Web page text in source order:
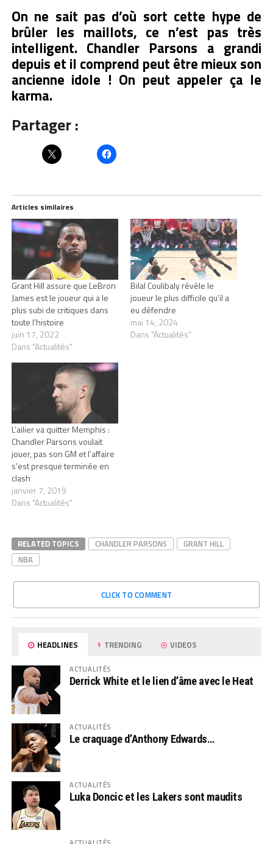
On ne sait pas d’où sort cette hype de
brûler les maillots, ce n’est pas très
intelligent. Chandler Parsons a grandi
depuis et il comprend peut être mieux son
ancienne idole ! On peut appeler ça le
karma.
Partager :
Articles similaires
Grant Hill assure que LeBron
James est le joueur qui a le
plus subi de critiques dans
toute l’histoire
juin 17, 2022
Dans "Actualités"
Bilal Coulibaly révèle le
joueur le plus difficile qu’il a
eu défendre
mai 14, 2024
Dans "Actualités"
L’ailier va quitter Memphis :
Chandler Parsons voulait
jouer, pas son GM et l’affaire
s’est presque terminée en
clash
janvier 7, 2019
Dans "Actualités"
RELATED TOPICS CHANDLER PARSONS
GRANT HILL
NBA
CLICK TO COMMENT
HEADLINES TRENDING VIDEOS
ACTUALITÉS
Derrick White et le lien d’âme avec le Heat
ACTUALITÉS
Le craquage d’Anthony Edwards…
ACTUALITÉS
Luka Doncic et les Lakers sont maudits